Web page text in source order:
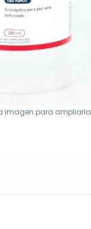
imagen para ampliarla